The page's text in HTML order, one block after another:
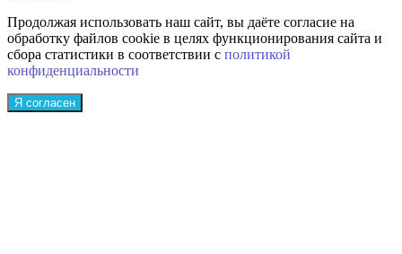
Продолжая использовать наш сайт, вы даёте согласие на
обработку файлов cookie в целях функционирования сайта и
сбора статистики в соответствии с политикой
конфиденциальности
Я согласен